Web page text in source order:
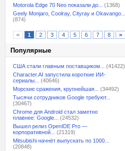
Motorola Edge 70 Neo показали до...
(1368)
Geely Monjaro, Coolray, Cityray и Okavango...
(874)
< 1 2 3 4 5 6 7 8 >
Популярные
США стали главным поставщиком...
(41422)
Character.AI запустила короткие ИИ-
сериалы...
(40646)
Морские сражения, крупнейшая...
(34492)
Тысячи сотрудников Google требуют...
(30467)
Chrome для Android стал заметно
плавнее: Google...
(24532)
Вышел релиз OpenIDE Pro —
корпоративной...
(21319)
Mitsubishi начнёт выпускать по 1000...
(20848)